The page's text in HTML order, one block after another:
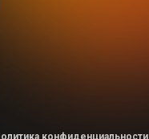
конфиденциальности